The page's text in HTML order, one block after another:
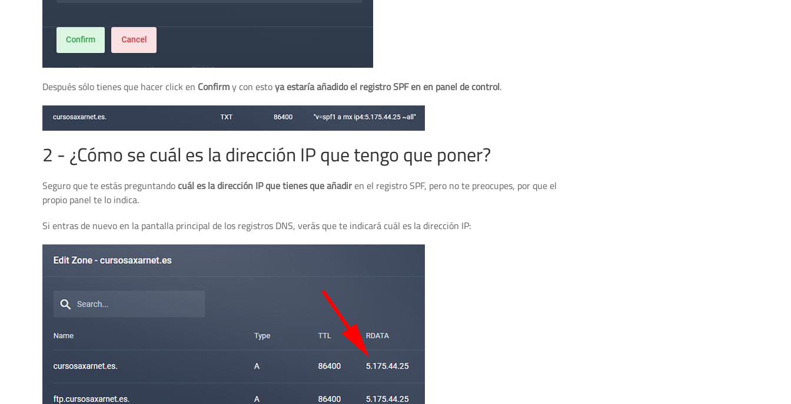
Después sólo tienes que hacer click en Confirmy con estoya estaría añadido el registro SPF en en panel de control.
2 - ¿Cómo se cuál es la dirección IP que tengo que poner?
Seguro que te estás preguntandocuál es la dirección IP que tienes que añadiren el registro SPF, pero no te preocupes, por que el
propio panel te lo indica.
Si entras de nuevo en la pantalla principal de los registros DNS, verás que te indicará cuál es la dirección IP: